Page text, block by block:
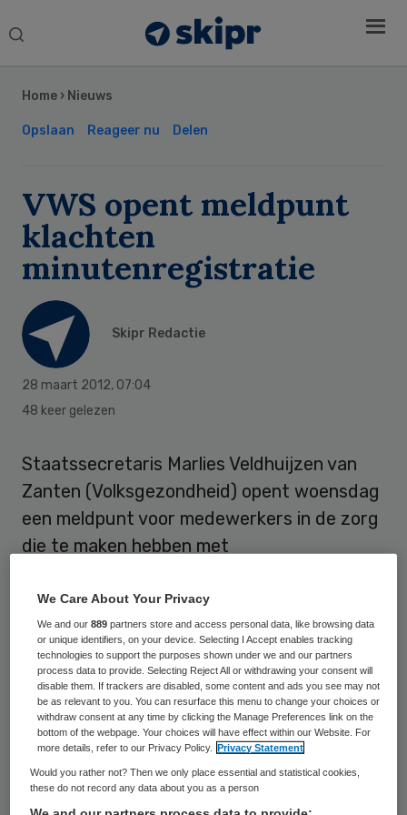
Search
Home › Nieuws
Opslaan Reageer nu Delen
VWS opent meldpunt
klachten
minutenregistratie
Skipr Redactie
28 maart 2012, 07:04
48 keer gelezen
Staatssecretaris Marlies Veldhuijzen van
Zanten (Volksgezondheid) opent woensdag
een meldpunt voor medewerkers in de zorg
die te maken hebben met
weten wie nog met die registratie werkt en
waarom, want van haar hoeft het echt niet.
Klachten aan adres VWS
“Het is een hardnekkig misverstand dat de
overheid dit voorschrijft. Daarom wil ik
weten waarom sommige medewerkers er
Sidebar
We Care About Your Privacy
We and our889 partners store and access personal data, like browsing data
or unique identifiers, on your device. Selecting I Accept enables tracking
technologies to support the purposes shown under we and our partners
process data to provide. Selecting Reject All or withdrawing your consent will
disable them. If trackers are disabled, some content and ads you see may not
be as relevant to you. You can resurface this menu to change your choices or
withdraw consent at any time by clicking the Manage Preferences link on the
bottom of the webpage. Your choices will have effect within our Website. For
more details, refer to our Privacy Policy.
Privacy Statement
Would you rather not? Then we only place essential and statistical cookies,
these do not record any data about you as a person